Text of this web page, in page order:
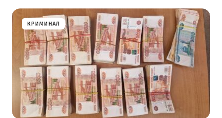
КРИМИНАЛ